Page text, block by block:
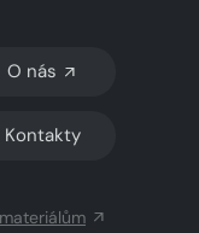
O nás
Kontakty